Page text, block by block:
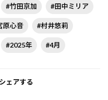
#竹田京加 #田中ミリア
原心音 #村井悠莉
#2025年 #4月
ェアする